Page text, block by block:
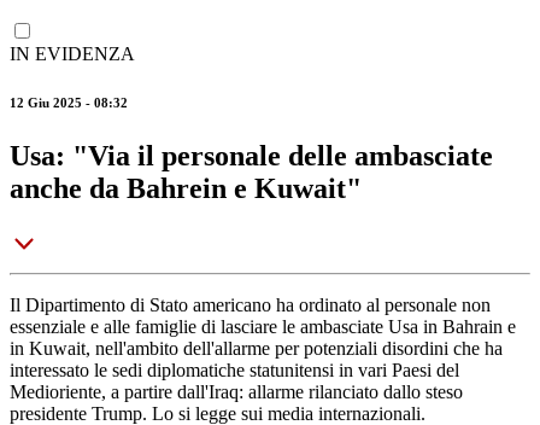
IN EVIDENZA
12 Giu 2025 - 08:32
Usa: "Via il personale delle ambasciate
anche da Bahrein e Kuwait"
Il Dipartimento di Stato americano ha ordinato al personale non
essenziale e alle famiglie di lasciare le ambasciate Usa in Bahrain e
in Kuwait, nell'ambito dell'allarme per potenziali disordini che ha
interessato le sedi diplomatiche statunitensi in vari Paesi del
Medioriente, a partire dall'Iraq: allarme rilanciato dallo steso
presidente Trump. Lo si legge sui media internazionali.